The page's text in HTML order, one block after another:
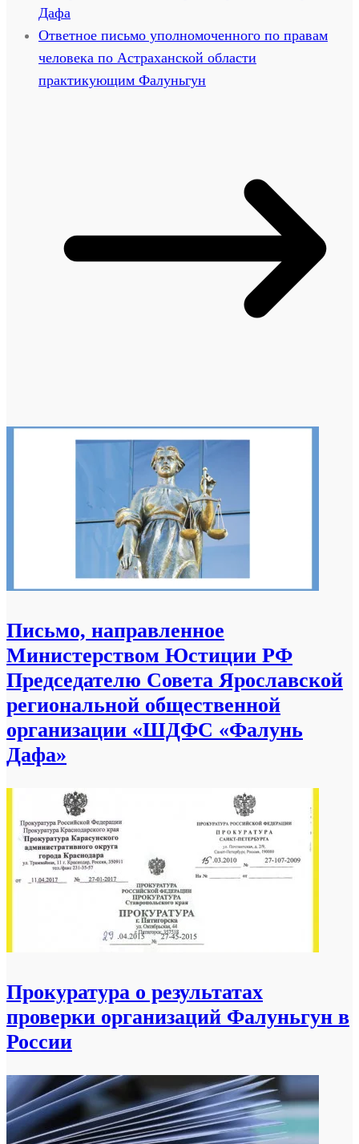
Дафа
Ответное письмо уполномоченного по правам
человека по Астраханской области
практикующим Фалуньгун
Письмо, направленное
Министерством Юстиции РФ
Председателю Совета Ярославской
региональной общественной
организации «ШДФС «Фалунь
Дафа»
Прокуратура о результатах
проверки организаций Фалуньгун в
России